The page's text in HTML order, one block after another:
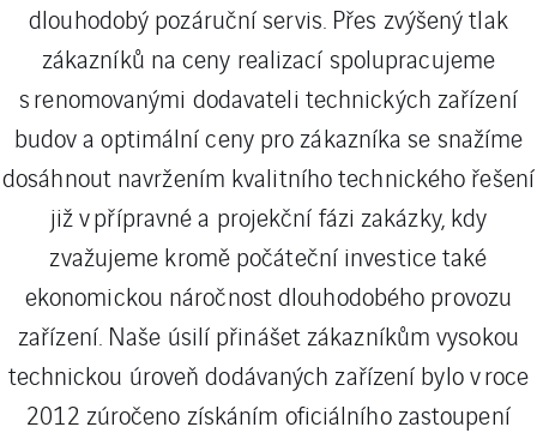
dlouhodobý pozáruční servis. Přes zvýšený tlak
zákazníků na ceny realizací spolupracujeme
s renomovanými dodavateli technických zařízení
budov a optimální ceny pro zákazníka se snažíme
dosáhnout navržením kvalitního technického řešení
již v přípravné a projekční fázi zakázky, kdy
zvažujeme kromě počáteční investice také
ekonomickou náročnost dlouhodobého provozu
zařízení. Naše úsilí přinášet zákazníkům vysokou
technickou úroveň dodávaných zařízení bylo v roce
2012 zúročeno získáním oficiálního zastoupení